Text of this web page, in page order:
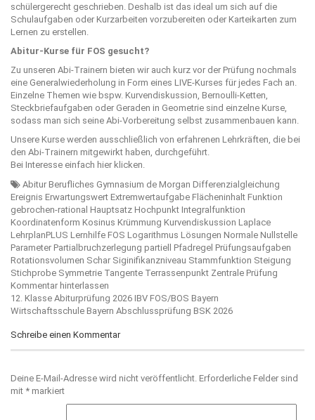
schülergerecht geschrieben. Deshalb ist das ideal um sich auf die
Schulaufgaben oder Kurzarbeiten vorzubereiten oder Karteikarten zum
Lernen zu erstellen.
Abitur-Kurse für FOS gesucht?
Zu unseren Abi-Trainern bieten wir auch kurz vor der Prüfung nochmals
eine Generalwiederholung in Form eines LIVE-Kurses für jedes Fach an.
Einzelne Themen wie bspw. Kurvendiskussion, Bernoulli-Ketten,
Steckbriefaufgaben oder Geraden in Geometrie sind einzelne Kurse,
sodass man sich seine Abi-Vorbereitung selbst zusammenbauen kann.
Unsere Kurse werden ausschließlich von erfahrenen Lehrkräften, die bei
den Abi-Trainern mitgewirkt haben, durchgeführt.
Bei Interesse einfach hier klicken.
Abitur Berufliches Gymnasium de Morgan Differenzialgleichung
Ereignis Erwartungswert Extremwertaufgabe Flächeninhalt Funktion
gebrochen-rational Hauptsatz Hochpunkt Integralfunktion
Koordinatenform Kosinus Krümmung Kurvendiskussion Laplace
LehrplanPLUS Lernhilfe FOS Logarithmus Lösungen Normale Nullstelle
Parameter Partialbruchzerlegung partiell Pfadregel Prüfungsaufgaben
Rotationsvolumen Schar Siginifikanzniveau Stammfunktion Steigung
Stichprobe Symmetrie Tangente Terrassenpunkt Zentrale Prüfung
Kommentar hinterlassen
Beitragsnavigation
12. Klasse Abiturprüfung 2026 IBV FOS/BOS Bayern
Wirtschaftsschule Bayern Abschlussprüfung BSK 2026
Schreibe einen Kommentar
Deine E-Mail-Adresse wird nicht veröffentlicht. Erforderliche Felder sind
mit * markiert